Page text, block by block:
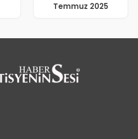
Temmuz 2025